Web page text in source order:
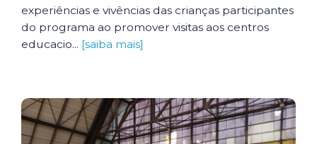
experiências e vivências das crianças participantes
do programa ao promover visitas aos centros
educacio... [saiba mais]